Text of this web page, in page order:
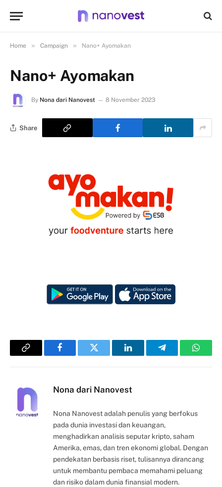
Home » Campaign » Nano+ Ayomakan
Nano+ Ayomakan
By Nona dari Nanovest 8 November 2023
Share
Copy
FacebookTwitter LinkedInTelegram
Nona dari Nanovest
Nona Nanovest adalah penulis yang berfokus
pada dunia investasi dan keuangan,
menghadirkan analisis seputar kripto, saham
Amerika, emas, dan tren ekonomi global. Dengan
pendekatan berbasis riset, tulisannya dirancang
untuk membantu pembaca memahami peluang
dan risiko dalam dunia finansial modern.